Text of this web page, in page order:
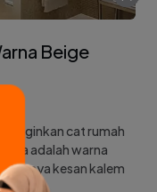
Beige
cat rumah
adalah warna
kesan kalem